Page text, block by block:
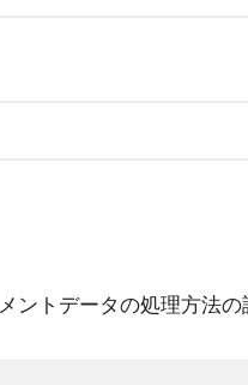
ントデータの処理方法